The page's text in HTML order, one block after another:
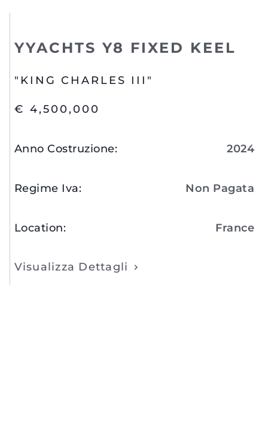
YYACHTS Y8 FIXED KEEL
"KING CHARLES III"
€ 4,500,000
Anno Costruzione: 2024
Regime Iva: Non Pagata
Location: France
Visualizza Dettagli